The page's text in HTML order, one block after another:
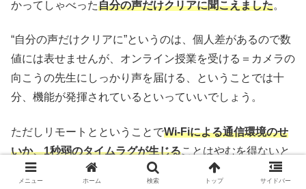
かってしゃべった自分の声だけクリアに聞こえました。
“自分の声だけクリアに”というのは、個人差があるので数
値には表せませんが、オンライン授業を受ける＝カメラの
向こうの先生にしっかり声を届ける、ということでは十
分、機能が発揮されているといっていいでしょう。
ただしリモートとということでWi-Fiによる通信環境のせ
いか、1秒弱のタイムラグが生じることはやむを得ないと
思います。
メニュー ホーム 検索 トップ サイドバー